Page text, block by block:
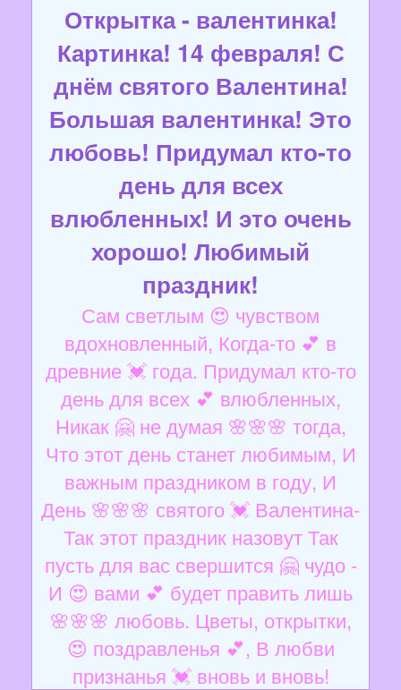
Открытка - валентинка!
Картинка! 14 февраля! С
днём святого Валентина!
Большая валентинка! Это
любовь! Придумал кто-то
день для всех
влюбленных! И это очень
хорошо! Любимый
праздник!
Сам светлым 😍 чувством
вдохновленный, Когда-то 💕 в
древние 💓 года. Придумал кто-то
день для всех 💕 влюбленных,
Никак 🤗 не думая 🌸🌸🌸 тогда,
Что этот день станет любимым, И
важным праздником в году, И
День 🌸🌸🌸 святого 💓 Валентина-
Так этот праздник назовут Так
пусть для вас свершится 🤗 чудо -
И 😍 вами 💕 будет править лишь
🌸🌸🌸 любовь. Цветы, открытки,
😍 поздравленья 💕, В любви
признанья 💓 вновь и вновь!